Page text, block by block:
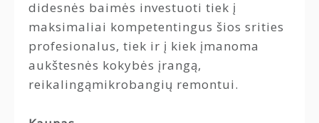
didesnės baimės investuoti tiek į
maksimaliai kompetentingus šios srities
profesionalus, tiek ir į kiek įmanoma
aukštesnės kokybės įrangą,
reikalingąmikrobangių remontui.